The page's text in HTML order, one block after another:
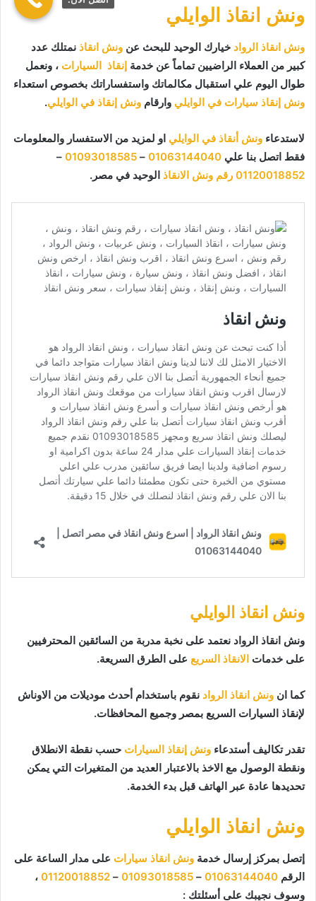
ونش انقاذ الوايلي
ونش انقاذ الرواد خيارك الوحيد للبحث عن ونش انقاذ نمتلك عدد
كبير من العملاء الراضيين تماماً عن خدمة إنقاذ السيارات ، ونعمل
طوال اليوم علي استقبال مكالماتك واستفساراتك بخصوص استعداء
ونش إنقاذ سيارات في الوايلي وارقام ونش إنقاذ في الوايلي.
لاستدعاء ونش أنقاذ في الوايلي او لمزيد من الاستفسار والمعلومات
فقط اتصل بنا علي 01063144040
–
01093018585
–
01120018852 رقم ونش الانقاذ الوحيد في مصر.
ونش انقاذ الوايلي
ونش انقاذ الرواد نعتمد على نخبة مدربة من السائقين المحترفيين
على خدمات الانقاذ السريع على الطرق السريعة.
كما ان ونش انقاذ الرواد نقوم باستخدام أحدث موديلات من الاوناش
لإنقاذ السيارات السريع بمصر وجميع المحافظات.
تقدر تكاليف أستدعاء ونش إنقاذ السيارات حسب نقطة الانطلاق
ونقطة الوصول مع الاخذ بالاعتبار العديد من المتغيرات التي يمكن
تحديدها عادة عبر الهاتف قبل بدء الخدمة.
ونش انقاذ الوايلي
إتصل بمركز إرسال خدمة ونش انقاذ سيارات على مدار الساعة على
الرقم 01063144040
–
01093018585
–
01120018852 ،
وسوف نجيبك على أسئلتك :